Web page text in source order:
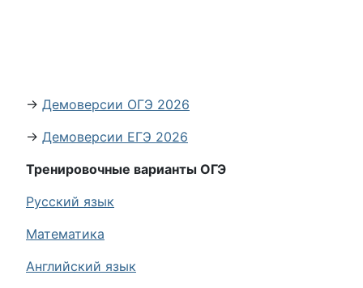
→ Демоверсии ОГЭ 2026
→ Демоверсии ЕГЭ 2026
Тренировочные варианты ОГЭ
Русский язык
Математика
Английский язык